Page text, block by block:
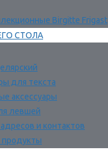
Birgitte Frigast
СТОЛА
для текста
аксессуары
левшей
и контактов